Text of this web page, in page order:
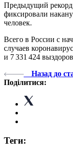
Предыдущий рекорд
фиксировали
человек.
Всего в России с
случаев
и 7 331 424
Назад до
Поділитися:
Теги: